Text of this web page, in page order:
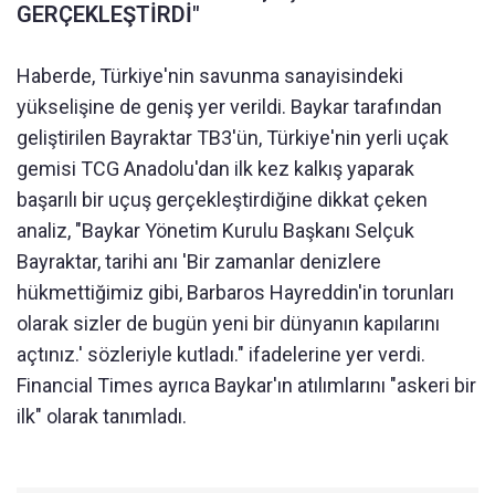
GERÇEKLEŞTİRDİ"
Haberde, Türkiye'nin savunma sanayisindeki
yükselişine de geniş yer verildi. Baykar tarafından
geliştirilen Bayraktar TB3'ün, Türkiye'nin yerli uçak
gemisi TCG Anadolu'dan ilk kez kalkış yaparak
başarılı bir uçuş gerçekleştirdiğine dikkat çeken
analiz, "Baykar Yönetim Kurulu Başkanı Selçuk
Bayraktar, tarihi anı 'Bir zamanlar denizlere
hükmettiğimiz gibi, Barbaros Hayreddin'in torunları
olarak sizler de bugün yeni bir dünyanın kapılarını
açtınız.' sözleriyle kutladı." ifadelerine yer verdi.
Financial Times ayrıca Baykar'ın atılımlarını "askeri bir
ilk" olarak tanımladı.